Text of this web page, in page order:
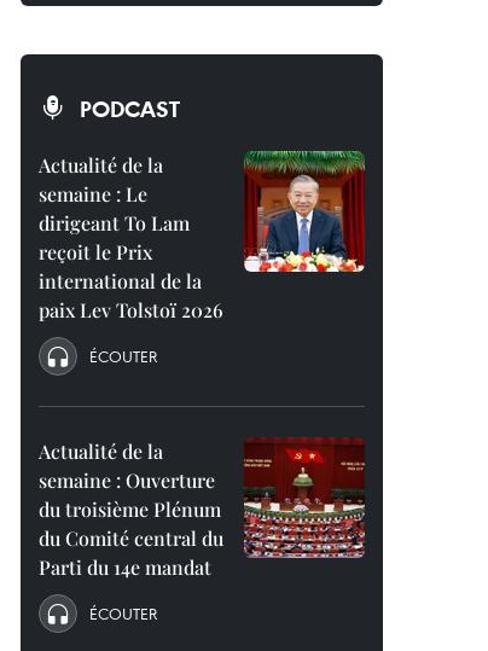
PODCAST
Actualité de la
semaine : Le
dirigeant To Lam
reçoit le Prix
international de la
paix Lev Tolstoï 2026
ÉCOUTER
Actualité de la
semaine : Ouverture
du troisième Plénum
du Comité central du
Parti du 14e mandat
ÉCOUTER